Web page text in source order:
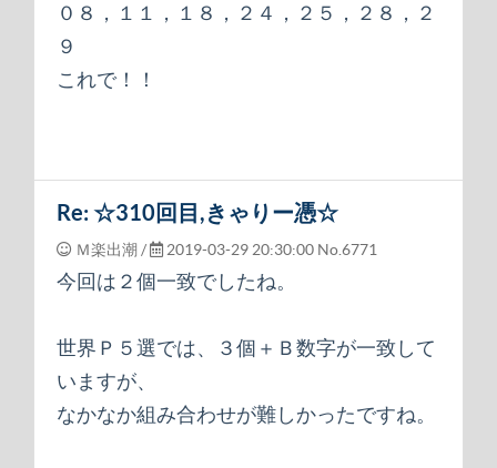
０８，１１，１８，２４，２５，２８，２
９
これで！！
Re: ☆310回目,きゃりー憑☆
Ｍ楽出潮 / 2019-03-29 20:30:00 No.6771
今回は２個一致でしたね。
世界Ｐ５選では、３個＋Ｂ数字が一致して
いますが、
なかなか組み合わせが難しかったですね。